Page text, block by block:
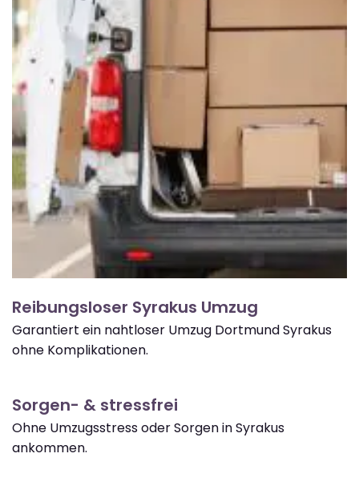
Reibungsloser Syrakus Umzug
Garantiert ein nahtloser Umzug Dortmund Syrakus
ohne Komplikationen.
Sorgen- & stressfrei
Ohne Umzugsstress oder Sorgen in Syrakus
ankommen.